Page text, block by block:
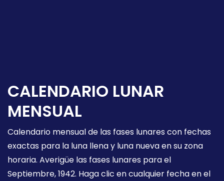
CALENDARIO LUNAR
MENSUAL
Calendario mensual de las fases lunares con fechas
exactas para la luna llena y luna nueva en su zona
horaria. Averigüe las fases lunares para el
Septiembre, 1942. Haga clic en cualquier fecha en el